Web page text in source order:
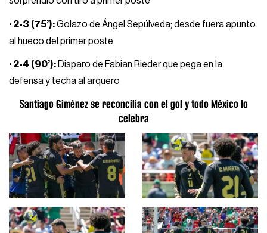
· 2-3 (75’):Golazo de Ángel Sepúlveda; desde fuera apunto
al hueco del primer poste
· 2-4 (90’): Disparo de Fabian Rieder que pega en la
defensa y techa al arquero
Santiago Giménez se reconcilia con el gol y todo México lo
celebra